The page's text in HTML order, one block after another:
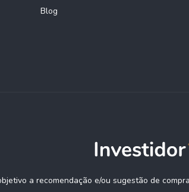
Blog
a recomendação e/ou sugestão de